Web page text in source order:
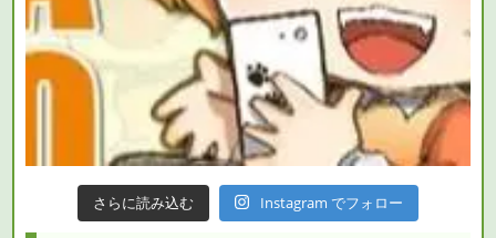
さらに読み込む Instagram でフォロー